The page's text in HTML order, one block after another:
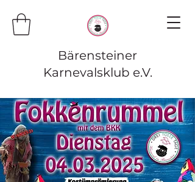
Bärensteiner
Karnevalsklub e.V.